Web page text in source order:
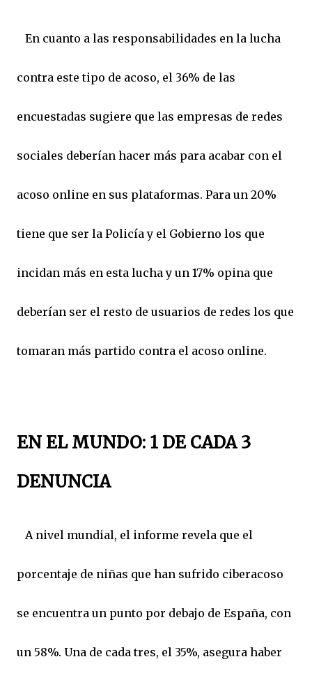
En cuanto a las responsabilidades en la lucha
contra este tipo de acoso, el 36% de las
encuestadas sugiere que las empresas de redes
sociales deberían hacer más para acabar con el
acoso online en sus plataformas. Para un 20%
tiene que ser la Policía y el Gobierno los que
incidan más en esta lucha y un 17% opina que
deberían ser el resto de usuarios de redes los que
tomaran más partido contra el acoso online.
EN EL MUNDO: 1 DE CADA 3
DENUNCIA
A nivel mundial, el informe revela que el
porcentaje de niñas que han sufrido ciberacoso
se encuentra un punto por debajo de España, con
un 58%. Una de cada tres, el 35%, asegura haber